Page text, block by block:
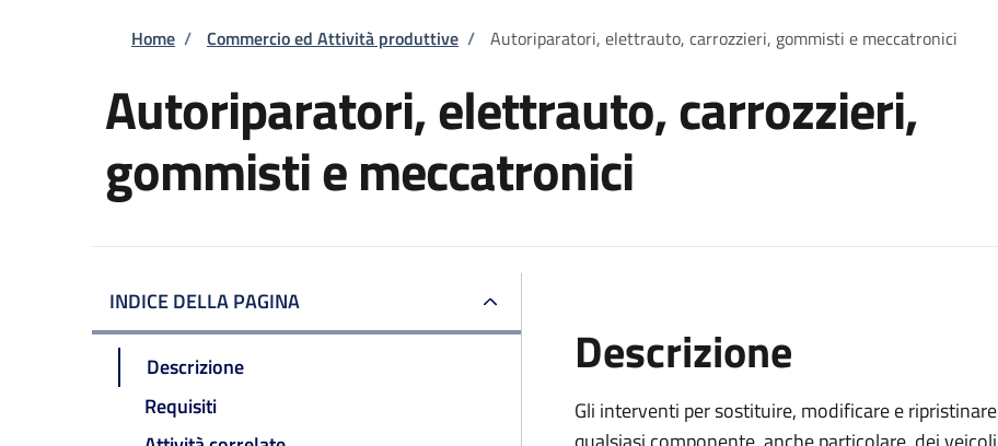
Briciole di pane
Home / Commercio ed Attività produttive / Autoriparatori, elettrauto, carrozzieri, gommisti e meccatronici
Autoriparatori, elettrauto, carrozzieri,
gommisti e meccatronici
INDICE DELLA PAGINA
Descrizione
Requisiti
Descrizione
Gli interventi per sostituire, modificare e ripristinare